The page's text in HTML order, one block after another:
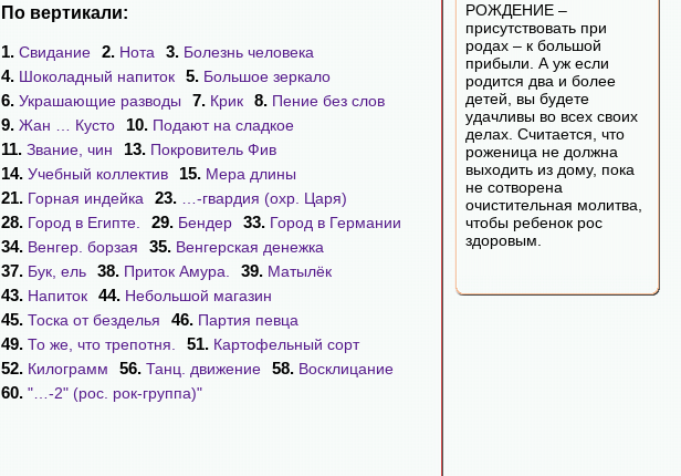
По вертикали:
1. Свидание 2. Нота 3. Болезнь человека
4. Шоколадный напиток 5. Большое зеркало
6. Украшающие разводы 7. Крик 8. Пение без слов
9. Жан … Кусто 10. Подают на сладкое
11. Звание, чин 13. Покровитель Фив
14. Учебный коллектив 15. Мера длины
21. Горная индейка 23. …-гвардия (охр. Царя)
28. Город в Египте. 29. Бендер 33. Город в Германии
34. Венгер. борзая 35. Венгерская денежка
37. Бук, ель 38. Приток Амура. 39. Матылёк
43. Напиток 44. Небольшой магазин
45. Тоска от безделья 46. Партия певца
49. То же, что трепотня. 51. Картофельный сорт
52. Килограмм 56. Танц. движение 58. Восклицание
60. "…-2" (рос. рок-группа)"
РОЖДЕНИЕ –
присутствовать при
родах – к большой
прибыли. А уж если
родится два и более
детей, вы будете
удачливы во всех своих
делах. Считается, что
роженица не должна
выходить из дому, пока
не сотворена
очистительная молитва,
чтобы ребенок рос
здоровым.